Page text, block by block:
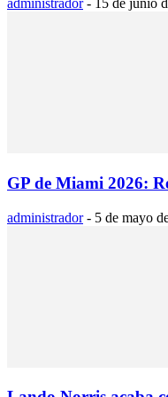
administrador - 15 de junio
GP de Miami 2026:
administrador - 5 de mayo